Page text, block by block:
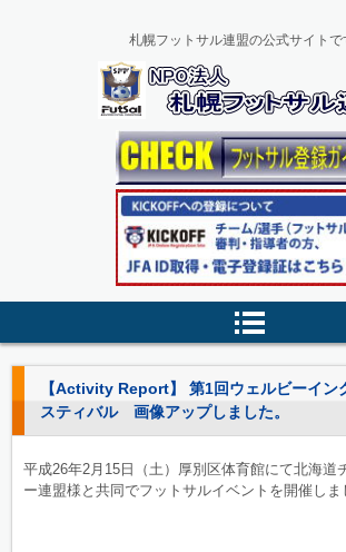
札幌フットサル連盟の公式サイトで
【Activity Report】 第1回ウェルビーイン
スティバル 画像アップしました。
平成26年2月15日（土）厚別区体育館にて北海道
ー連盟様と共同でフットサルイベントを開催しま